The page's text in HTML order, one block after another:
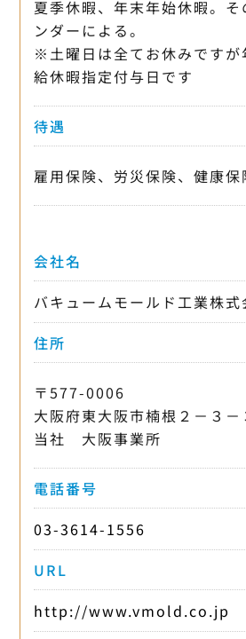
夏季休暇、年末年始休暇。
ンダーによる。
※土曜日は全てお休みですが
給休暇指定付与日です
待遇
雇用保険、労災保険、健康
会社名
バキュームモールド工業株式
住所
〒577-0006
大阪府東大阪市楠根２－３－
当社 大阪事業所
電話番号
03-3614-1556
URL
http://www.vmold.co.jp